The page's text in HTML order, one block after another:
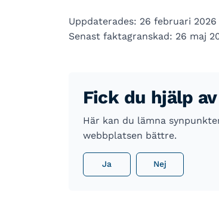
Uppdaterades: 26 februari 2026
Senast faktagranskad: 26 maj
Fick du hjälp
Här kan du lämna
webbplatsen bättre.
Ja Nej